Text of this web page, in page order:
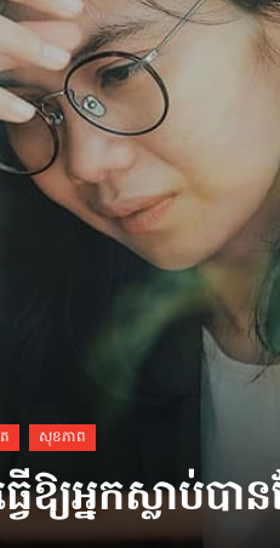
សុខភាព
ឱ្យ​អ្នក​ស្លាប់​បា